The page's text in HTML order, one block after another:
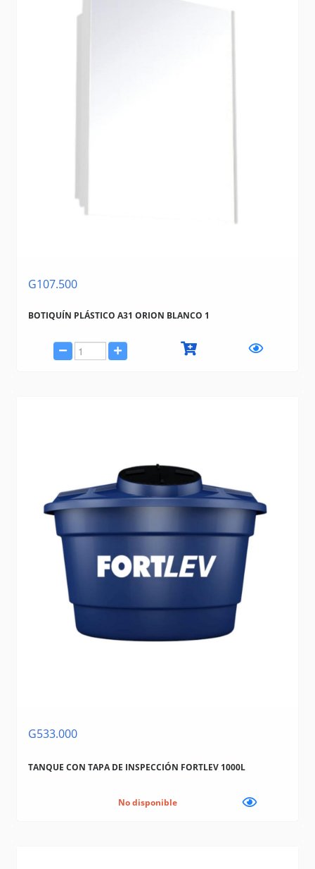
G107.500
BOTIQUÍN PLÁSTICO A31 ORION BLANCO 1
G533.000
TANQUE CON TAPA DE INSPECCIÓN FORTLEV 1000L
No disponible